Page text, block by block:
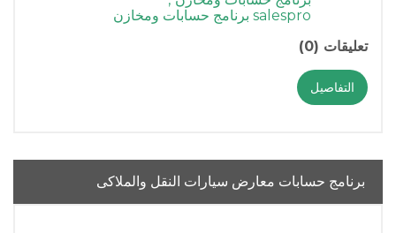
salespro برنامج حسابات ومخازن
تعليقات (0)
التفاصيل
برنامج حسابات معارض سيارات النقل والملاكى